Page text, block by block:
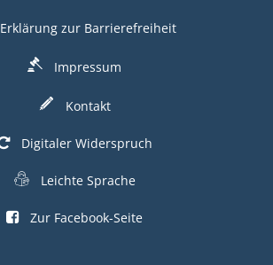
Erklärung zur Barrierefreiheit
Impressum
Kontakt
Digitaler Widerspruch
Leichte Sprache
Zur Facebook-Seite